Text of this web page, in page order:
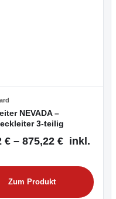
NEVADA –
3-teilig
€ – 875,22 € inkl.
Zum Produkt